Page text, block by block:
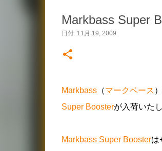
Markbass Super
日付: 11月 19, 2009
Markbass（マークベース
Super Boosterが入荷いた
Markbass Super Boosterは